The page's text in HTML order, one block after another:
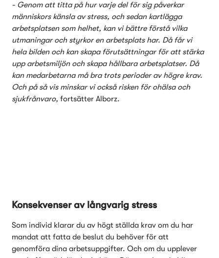
- Genom att titta på hur varje del för sig påverkar
människors känsla av stress, och sedan kartlägga
arbetsplatsen som helhet, kan vi bättre förstå vilka
utmaningar och styrkor en arbetsplats har. Då får vi
hela bilden och kan skapa förutsättningar för att stärka
upp arbetsmiljön och skapa hållbara arbetsplatser. Då
kan medarbetarna må bra trots perioder av högre krav.
Och på så vis minskar vi också risken för ohälsa och
sjukfrånvaro, fortsätter Alborz.
Konsekvenser av långvarig stress
Som individ klarar du av högt ställda krav om du har
mandat att fatta de beslut du behöver för att
genomföra dina arbetsuppgifter. Och om du upplever